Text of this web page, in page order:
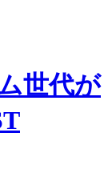
世代が